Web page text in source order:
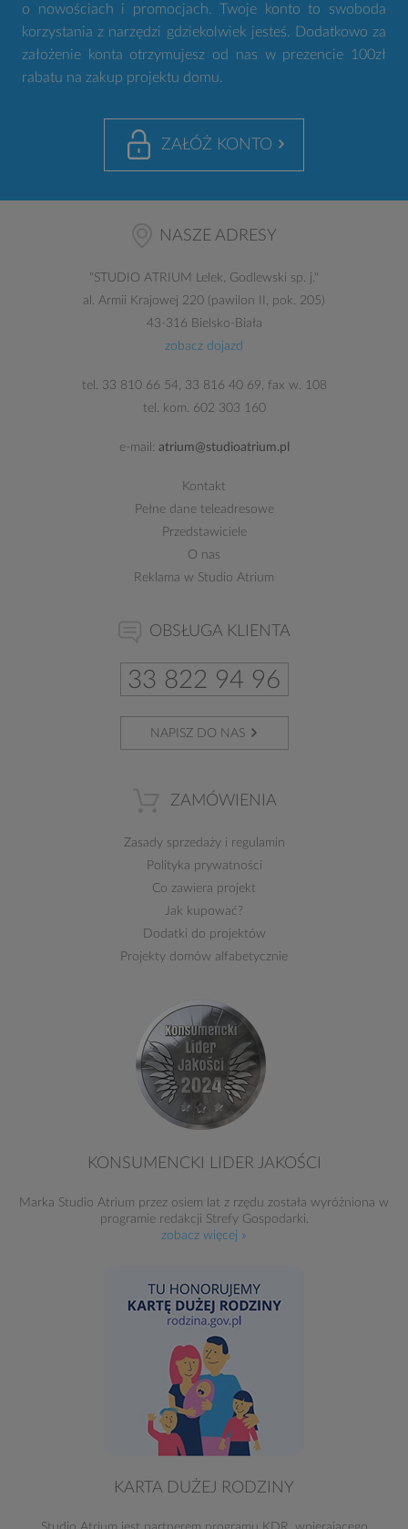
o nowościach i promocjach. Twoje konto to swoboda
korzystania z narzędzi gdziekolwiek jesteś. Dodatkowo za
założenie konta otrzymujesz od nas w prezencie 100zł
rabatu na zakup projektu domu.
ZAŁÓŻ KONTO
NASZE ADRESY
"STUDIO ATRIUM Lelek, Godlewski sp. j."
al. Armii Krajowej 220 (pawilon II, pok. 205)
43-316 Bielsko-Biała
zobacz dojazd
tel. 33 810 66 54, 33 816 40 69, fax w. 108
tel. kom. 602 303 160
e-mail: atrium@studioatrium.pl
Kontakt
Pełne dane teleadresowe
Przedstawiciele
O nas
Reklama w Studio Atrium
OBSŁUGA KLIENTA
33 822 94 96
NAPISZ DO NAS
ZAMÓWIENIA
Zasady sprzedażyi regulamin
Polityka prywatności
Co zawiera projekt
Jak kupować?
Dodatki do projektów
Projekty domów alfabetycznie
KONSUMENCKI LIDER JAKOŚCI
Marka Studio Atrium przez osiem lat z rzędu została wyróżniona w
programie redakcji Strefy Gospodarki.
zobacz więcej »
KARTA DUŻEJ RODZINY